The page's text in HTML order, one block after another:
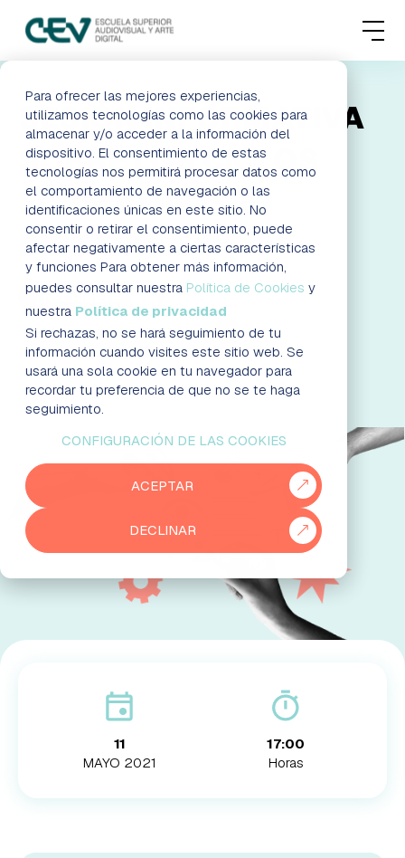
Para ofrecer las mejores experiencias,
utilizamos tecnologías como las cookies para
almacenar y/o acceder a la información del
dispositivo. El consentimiento de estas
tecnologías nos permitirá procesar datos como
el comportamiento de navegación o las
identificaciones únicas en este sitio. No
consentir o retirar el consentimiento, puede
afectar negativamente a ciertas características
y funciones Para obtener más información,
puedes consultar nuestra Política de Cookies y
nuestra Política de privacidad
Si rechazas, no se hará seguimiento de tu
información cuando visites este sitio web. Se
usará una sola cookie en tu navegador para
recordar tu preferencia de que no se te haga
seguimiento.
CONFIGURACIÓN DE LAS COOKIES
ACEPTAR
DECLINAR
MENU
FORMACIONES
ADMISIONES
ACTUALIDAD
ESCUELA
CONTACTO
RESERVAR PLAZA VISITAR ESCUELA
BLOG
EMPRESAS
PARTNERS
931 76 23 43
SESIÓN INFORMATIVA
SOBRE LOS CICLOS
FORMATIVOS A
DISTANCIA
¡INSCRÍBETE!
AGENDA DE LA JORNADA
11
MAYO 2021
17:00
Horas